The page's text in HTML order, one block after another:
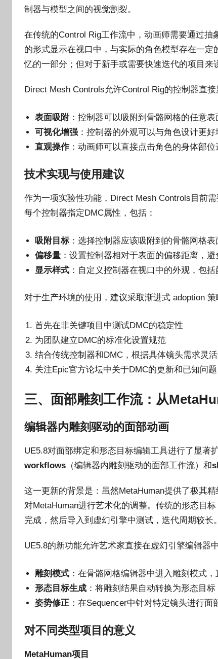
制器与模型之间的视觉割裂。
在传统的Control Rig工作流中，动画师需要通过
的形式显示在视口中，与实际的角色模型存在一
忆的一部分；但对于新手或需要快速迭代的项目来
Direct Mesh Controls允许Control Rig的控制器直
表面吸附：控制器可以吸附到骨骼网格的任意
可视化增强 ：控制器的外观可以与角色设计更
直观操作：动画师可以直接点击角色的身体部
技术实现与使用建议
作为一项实验性功能，Direct Mesh Controls目前
每个控制器指定DMC属性，包括：
吸附目标：选择控制器应该吸附到的骨骼网格表
偏移量 ：设置控制器相对于表面的偏移距离，
显示样式 ：自定义控制器在视口中的外观，包
对于生产环境的使用，建议采取渐进式 adoption 策
首先在非关键项目中测试DMC的稳定性
为团队建立DMC的标准化设置规范
结合传统控制器和DMC，根据具体镜头需求灵
关注Epic官方论坛中关于DMC的更新和已知问题
三、面部雕刻工作流：从
编辑器内雕刻驱动的面部动画
UE5.8对面部绑定和形态目标编辑工具进行了显著
workflows （编辑器内雕刻驱动的面部工作流）和
这一更新的背景是：虽然MetaHuman提供了极其
对MetaHuman进行艺术化的调整。传统的形态目
完成，然后导入到虚幻引擎中测试，迭代周期较长。
UE5.8的新功能允许艺术家直接在虚幻引擎编辑器
雕刻模式 ：在骨骼网格编辑器中进入雕刻模式
形态目标生成 ：将雕刻结果自动转换为形态目
姿势修正 ：在Sequencer中针对特定镜头进行
对不同类型项目的意义
MetaHuman项目